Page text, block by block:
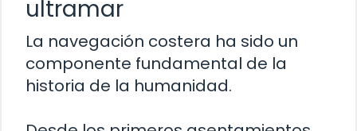
ultramar
La navegación costera ha sido un
componente fundamental de la
historia de la humanidad.